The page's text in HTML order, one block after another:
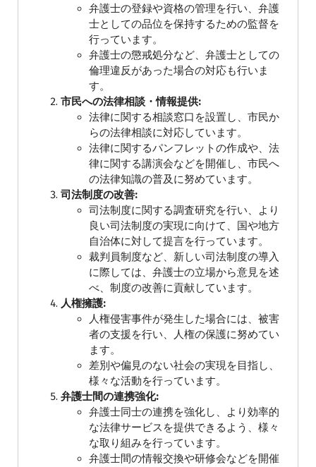
弁護士の登録や資格の管理を行い、弁護
士としての品位を保持するための監督を
行っています。
弁護士の懲戒処分など、弁護士としての
倫理違反があった場合の対応も行いま
す。
市民への法律相談・情報提供:
法律に関する相談窓口を設置し、市民か
らの法律相談に対応しています。
法律に関するパンフレットの作成や、法
律に関する講演会などを開催し、市民へ
の法律知識の普及に努めています。
司法制度の改善:
司法制度に関する調査研究を行い、より
良い司法制度の実現に向けて、国や地方
自治体に対して提言を行っています。
裁判員制度など、新しい司法制度の導入
に際しては、弁護士の立場から意見を述
べ、制度の改善に貢献しています。
人権擁護:
人権侵害事件が発生した場合には、被害
者の支援を行い、人権の保護に努めてい
ます。
差別や偏見のない社会の実現を目指し、
様々な活動を行っています。
弁護士間の連携強化:
弁護士同士の連携を強化し、より効率的
な法律サービスを提供できるよう、様々
な取り組みを行っています。
弁護士間の情報交換や研修会などを開催